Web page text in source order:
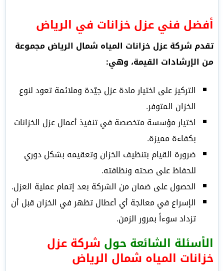
أفضل فني عزل خزانات في الرياض
تقدم شركة عزل خزانات المياه شمال الرياض مجموعة
من الإرشادات القيمة، وهي:
التركيز على اختيار مادة عزل جيّدة وملائمة تعود لنوع
الخزان المتوفر.
اختيار مؤسسة متخصصة في تنفيذ أعمال عزل الخزانات
بكفاءة مميزة.
ضرورة القيام بتنظيف الخزان وتعقيمه بشكل دوري
للحفاظ على صحته ونظافته.
الحصول على ضمان من الشركة بعد إتمام عملية العزل.
الإسراع في معالجة أي أعطال تظهر في الخزان قبل أن
تزداد سوءاً بمرور الزمن.
الأسئلة الشائعة حول شركة عزل
خزانات المياه شمال الرياض